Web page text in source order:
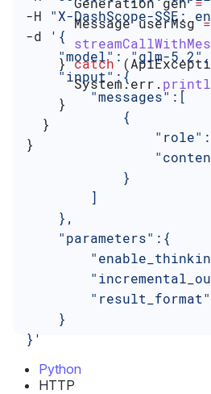
      Message
userMsg =
    }
catch (
      System
.err .
    }
  }
}
-H "X-DashScope-SSE:
-d
'{
    "model": "glm-5.2",
    "input":{
        "messages":[
            {
            }
        ]
    },
    "parameters":{
    }
}'
Python
HTTP